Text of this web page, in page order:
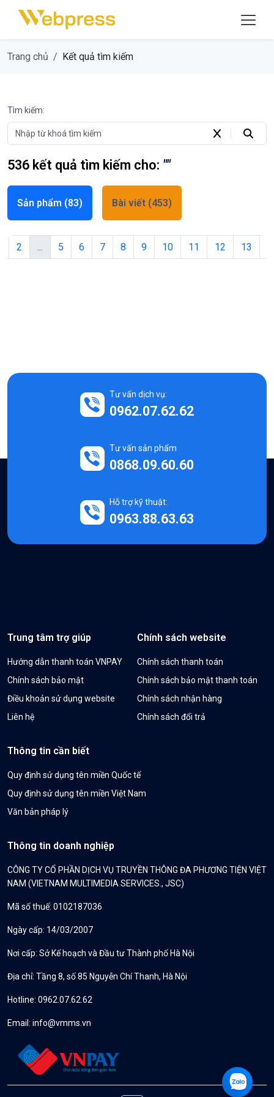
Trang chủ Kết quả tìm kiếm
Tìm kiếm:
536 kết quả tìm kiếm cho: ""
Sản phẩm (83) Bài viết (453)
2 ... 5 6 7 8 9 10 11 12 13
Tư vấn dịch vụ:
0962.07.62.62
Tư vấn sản phẩm
0868.09.60.60
Hỗ trợ kỹ thuật:
0963.88.63.63
Trung tâm trợ giúp
Hướng dẫn thanh toán VNPAY
Chính sách bảo mật
Điều khoản sử dụng website
Liên hệ
Chính sách website
Chính sách thanh toán
Chính sách bảo mật thanh toán
Chính sách nhận hàng
Chính sách đổi trả
Thông tin cần biết
Quy định sử dụng tên miền Quốc tế
Quy định sử dụng tên miền Việt Nam
Văn bản pháp lý
Thông tin doanh nghiệp
CÔNG TY CỔ PHẦN DỊCH VỤ TRUYỀN THÔNG ĐA PHƯƠNG TIỆN VIỆT
NAM (VIETNAM MULTIMEDIA SERVICES., JSC)
Mã số thuế: 0102187036
Ngày cấp: 14/03/2007
Nơi cấp: Sở Kế hoạch và Đầu tư Thành phố Hà Nội
Địa chỉ: Tầng 8, số 85 Nguyễn Chí Thanh, Hà Nội
Hotline: 0962.07.62.62
Email: info@vmms.vn